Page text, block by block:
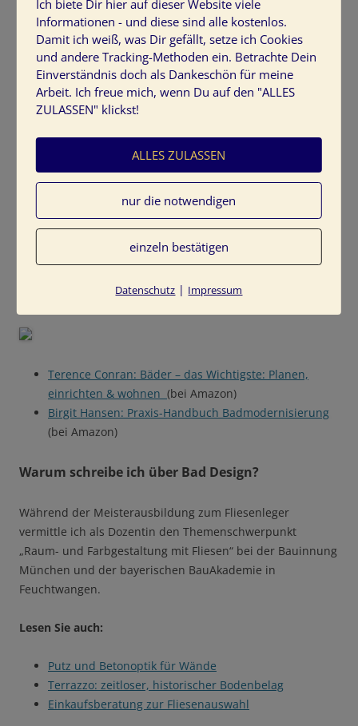
Wenden Sie die Regeln des Feng Shui, die asiatische
Harmonielehre, bereits bei der Badplanung an. So bringen
Sie ganz einfach Geborgenheit und Ruhe in diesen
wichtigen Raum und Gelassenheit in Ihr Leben.
Individuelle Badideen
Eine individuell auf Ihre Kundenwünsche und Bedürfnisse
abgestimmte Badplanung, die Farbkonzept, Lichtplanung
und Materialauswahl beinhaltet, bringt Ihnen persönliches
Wohlbefinden. In einem harmonischen Badezimmer
starten Sie entspannter in den Tag.
Weitere Anregungen für schöne Bäder
finden Sie in den beiden Büchern:
Terence Conran: Bäder – das Wichtigste: Planen,
einrichten & wohnen (bei Amazon)
Birgit Hansen: Praxis-Handbuch Badmodernisierung
(bei Amazon)
Warum schreibe ich über Bad Design?
Während der Meisterausbildung zum Fliesenleger
vermittle ich als Dozentin den Themenschwerpunkt
„Raum- und Farbgestaltung mit Fliesen“ bei der Bauinnung
München und der bayerischen BauAkademie in
Feuchtwangen.
Lesen Sie auch:
Putz und Betonoptik für Wände
Terrazzo: zeitloser, historischer Bodenbelag
Einkaufsberatung zur Fliesenauswahl
Ich biete Dir hier auf dieser Website viele
Informationen - und diese sind alle kostenlos.
Damit ich weiß, was Dir gefällt, setze ich Cookies
und andere Tracking-Methoden ein. Betrachte Dein
Einverständnis doch als Dankeschön für meine
Arbeit. Ich freue mich, wenn Du auf den "ALLES
ZULASSEN" klickst!
ALLES ZULASSEN
nur die notwendigen
einzeln bestätigen
Datenschutz | Impressum